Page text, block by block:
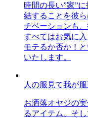
時間の長い”家”
結することを彼
チベーションも
すべてはお気に
モテるか否か！
いたします。
人の服見て我が
お洒落オヤジの
るアイテム、そ